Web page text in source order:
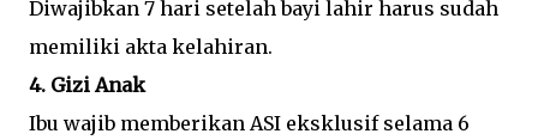
Diwajibkan 7 hari setelah bayi lahir harus sudah
memiliki akta kelahiran.
4. Gizi Anak
Ibu wajib memberikan ASI eksklusif selama 6